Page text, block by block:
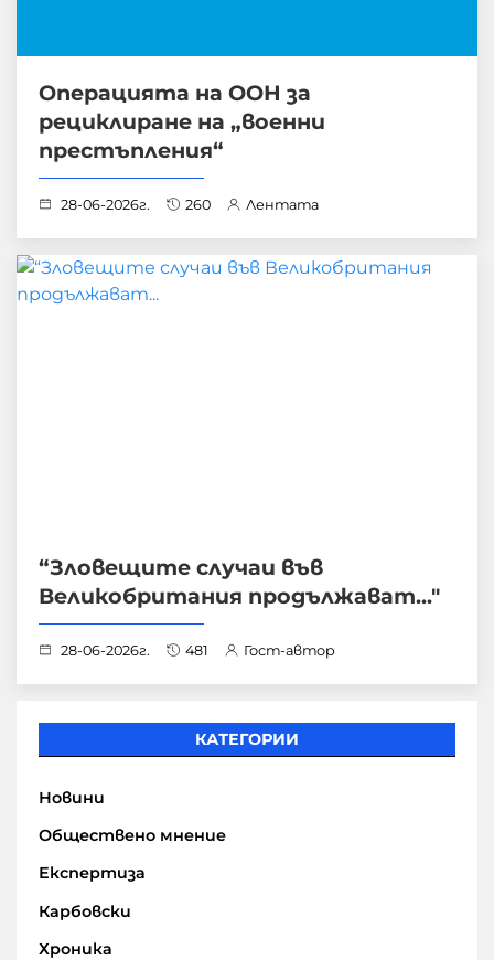
Операцията на ООН за
рециклиране на „военни
престъпления“
28-06-2026г. 260 Лентата
“Зловещите случаи във
Великобритания продължават..."
28-06-2026г. 481 Гост-автор
КАТЕГОРИИ
Новини
Обществено мнение
Експертиза
Карбовски
Хроника